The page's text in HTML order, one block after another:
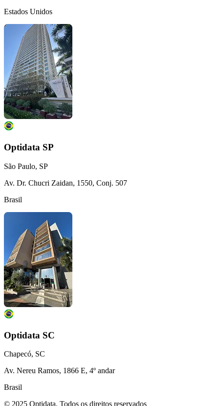
Estados Unidos
Optidata SP
São Paulo, SP
Av. Dr. Chucri Zaidan, 1550, Conj. 507
Brasil
Optidata SC
Chapecó, SC
Av. Nereu Ramos, 1866 E, 4º andar
Brasil
© 2025 Optidata. Todos os direitos reservados